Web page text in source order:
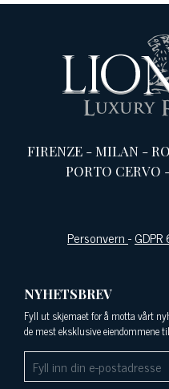
FIRENZE -MILAN -
PORTO CERVO
Personvern-
NYHETSBREV
Fyll ut skjemaet for å motta vårt
de mest eksklusive eiendommene